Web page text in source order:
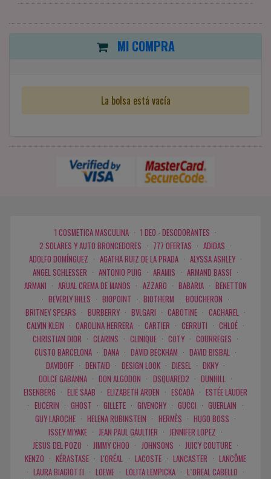
MI COMPRA
La bolsa está vacía
1 COSMETICA MASCULINA · 1 DEO - DESODORANTES ·
2 SOLARES Y AUTO BRONCEDORES · 777 OFERTAS · ADIDAS ·
ADOLFO DOMÍNGUEZ · AGATHA RUIZ DE LA PRADA · ALYSSA ASHLEY ·
ANGEL SCHLESSER · ANTONIO PUIG · ARAMIS · ARMAND BASSI ·
ARMANI · ARUAL CREMA DE MANOS · AZZARO · BABARIA · BENETTON
· BEVERLY HILLS · BIOPOINT · BIOTHERM · BOUCHERON ·
BRITNEY SPEARS · BURBERRY · BVLGARI · CABOTINE · CACHAREL ·
CALVIN KLEIN · CAROLINA HERRERA · CARTIER · CERRUTI · CHLOÉ ·
CHRISTIAN DIOR · CLARINS · CLINIQUE · COTY · COURREGES ·
CUSTO BARCELONA · DANA · DAVID BECKHAM · DAVID BISBAL ·
DAVIDOFF · DENTAID · DESIGN LOOK · DIESEL · DKNY ·
DOLCE GABANNA · DON ALGODON · DSQUARED2 · DUNHILL ·
EISENBERG · ELIE SAAB · ELIZABETH ARDEN · ESCADA · ESTÉE LAUDER
· EUCERIN · GHOST · GILLETE · GIVENCHY · GUCCI · GUERLAIN ·
GUY LAROCHE · HELENA RUBINSTEIN · HERMÈS · HUGO BOSS ·
ISSEY MIYAKE · JEAN PAUL GAULTIER · JENNIFER LOPEZ ·
JESUS DEL POZO · JIMMY CHOO · JOHNSONS · JUICY COUTURE ·
KENZO · KÉRASTASE · L'ORÉAL · LACOSTE · LANCASTER · LANCÔME
· LAURA BIAGIOTTI · LOEWE · LOLITA LEMPICKA · L`OREAL CABELLO ·